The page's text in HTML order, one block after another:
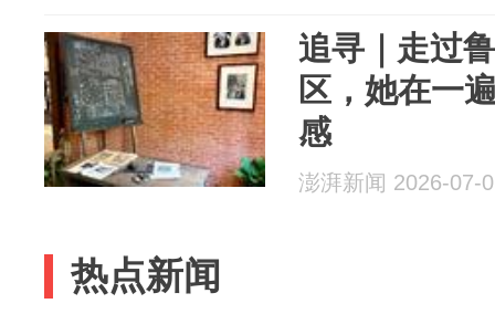
追寻｜走过
区，她在一
感
澎湃新闻 2026-07-
热点新闻